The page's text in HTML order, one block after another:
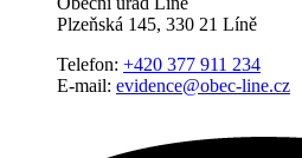
Plzeňská 145, 330 21 Líně
Telefon: +420 377 911 234
E-mail: evidence@obec-line.cz